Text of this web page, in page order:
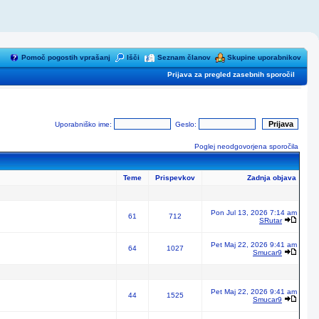
Pomoč pogostih vprašanj Išči Seznam članov Skupine uporabnikov
Prijava za pregled zasebnih sporočil
Uporabniško ime: Geslo:
Poglej neodgovorjena sporočila
Teme Prispevkov Zadnja objava
61 712
Pon Jul 13, 2026 7:14 am
SRutar
64 1027
Pet Maj 22, 2026 9:41 am
Smucar9
44 1525
Pet Maj 22, 2026 9:41 am
Smucar9